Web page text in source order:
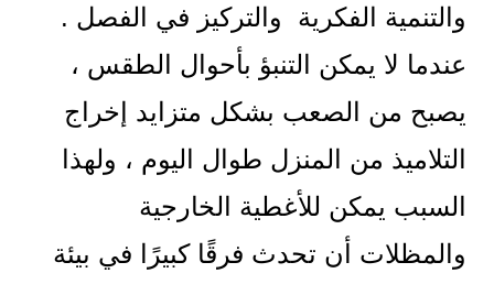
والتنمية الفكرية والتركيز في الفصل .
عندما لا يمكن التنبؤ بأحوال الطقس ،
يصبح من الصعب بشكل متزايد إخراج
التلاميذ من المنزل طوال اليوم ، ولهذا
السبب يمكن للأغطية الخارجية
والمظلات أن تحدث فرقًا كبيرًا في بيئة